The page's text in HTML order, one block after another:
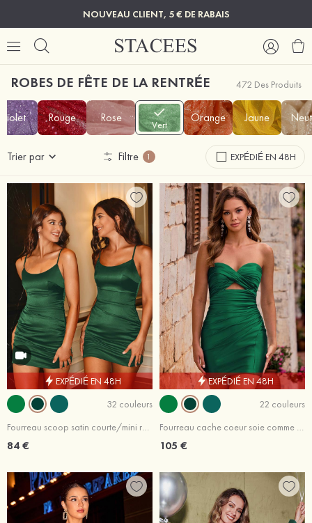
NOUVEAU CLIENT, 5 € DE RABAIS
ROBES DE FÊTE DE LA RENTRÉE 472 Des Produits
Violet Rouge Rose Vert Orange Jaune
Trier par Filtre 1 EXPÉDIÉ EN 48H
EXPÉDIÉ EN 48H
32 couleurs
Fourreau scoop satin courte/mini robe de fête de la rentrée
84 €
EXPÉDIÉ EN 48H
22 couleurs
Fourreau cache coeur soie comme du satin courte/mini robe de fête de la rentrée avec trou de serrure
105 €